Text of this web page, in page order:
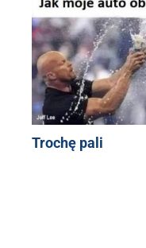
Trochę pali